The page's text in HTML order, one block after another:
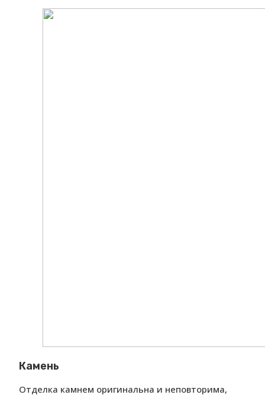
Камень
Отделка камнем оригинальна и неповторима,